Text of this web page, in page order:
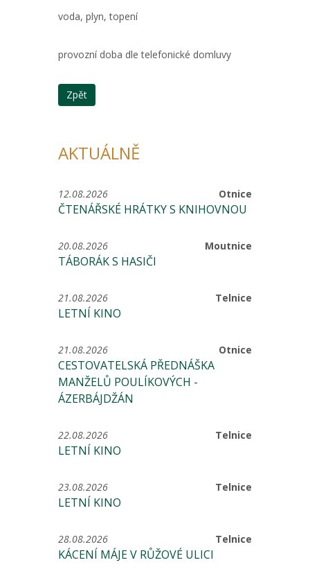
voda, plyn, topení
provozní doba dle telefonické domluvy
Zpět
AKTUÁLNĚ
Otnice
12.08.2026
ČTENÁŘSKÉ HRÁTKY S KNIHOVNOU
Moutnice
20.08.2026
TÁBORÁK S HASIČI
Telnice
21.08.2026
LETNÍ KINO
Otnice
21.08.2026
CESTOVATELSKÁ PŘEDNÁŠKA
MANŽELŮ POULÍKOVÝCH -
ÁZERBÁJDŽÁN
Telnice
22.08.2026
LETNÍ KINO
Telnice
23.08.2026
LETNÍ KINO
Telnice
28.08.2026
KÁCENÍ MÁJE V RŮŽOVÉ ULICI